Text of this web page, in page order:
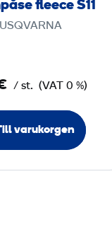
e
c
e
S
1
fleece S11
/ st. (VAT 0 %)
varukorgen